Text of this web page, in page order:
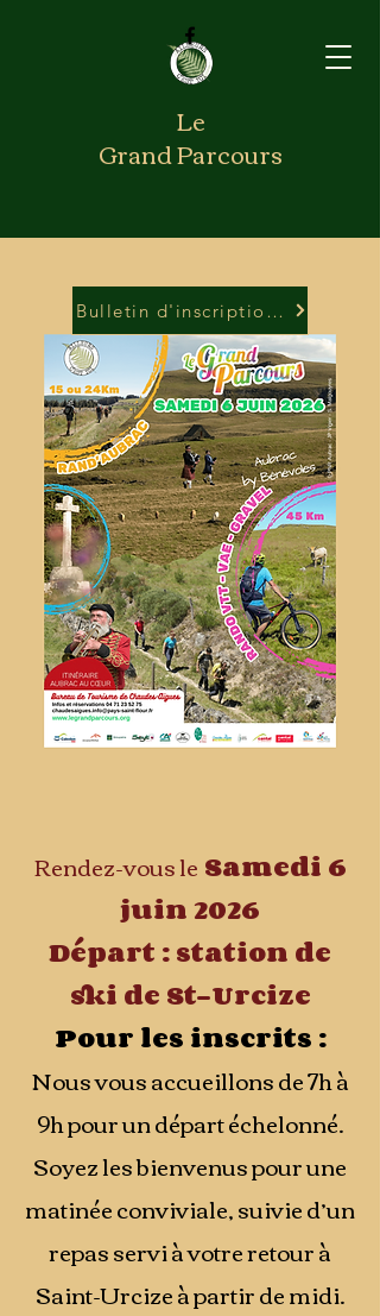
Le
Grand Parcours
Bulletin d'inscription
Rendez-vous le Samedi 6
juin 2026
Départ : station de
ski de St-Urcize
Pour les inscrits :
Nous vous accueillons de 7h à
9h pour un départ échelonné.
Soyez les bienvenus pour une
matinée conviviale, suivie d’un
repas servi à votre retour à
Saint-Urcize à partir de midi.